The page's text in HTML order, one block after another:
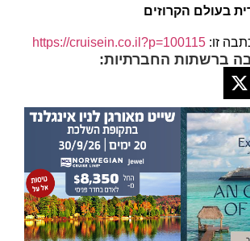
בעולם הקרוזים
זו: https://cruisein.co.il?p=100115
ברשתות החברתיות: